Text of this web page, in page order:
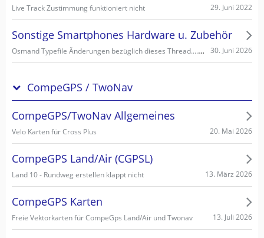
Live Track Zustimmung funktioniert nicht 29. Juni 2022
Sonstige Smartphones Hardware u. Zubehör
Osmand Typefile Änderungen bezüglich dieses Thread....., mögliche Fehlerquelle warum es nicht gehen kann... 30. Juni 2026
CompeGPS / TwoNav
CompeGPS/TwoNav Allgemeines
Velo Karten für Cross Plus 20. Mai 2026
CompeGPS Land/Air (CGPSL)
Land 10 - Rundweg erstellen klappt nicht 13. März 2026
CompeGPS Karten
Freie Vektorkarten für CompeGps Land/Air und Twonav 13. Juli 2026